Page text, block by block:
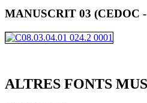
MANUSCRIT 03 (CEDOC
ALTRES FONTS